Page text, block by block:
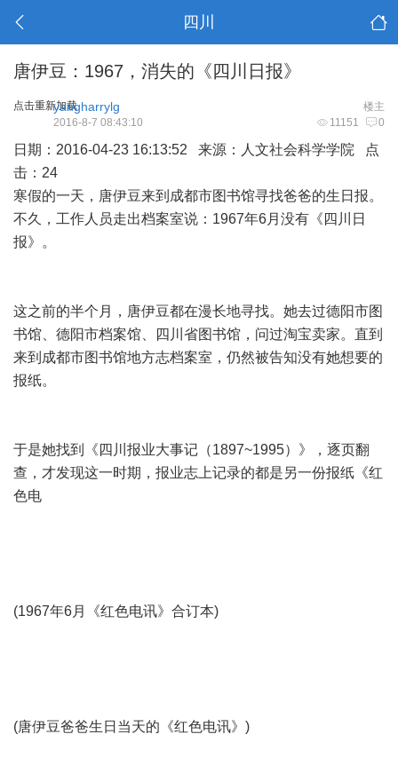
四川
唐伊豆：1967，消失的《四川日报》
点击重新加载 楼主
yangharrylg
11151 0
2016-8-7 08:43:10
日期：2016-04-23 16:13:52 来源：人文社会科学学院 点
击：24
寒假的一天，唐伊豆来到成都市图书馆寻找爸爸的生日报。
不久，工作人员走出档案室说：1967年6月没有《四川日
报》。
这之前的半个月，唐伊豆都在漫长地寻找。她去过德阳市图
书馆、德阳市档案馆、四川省图书馆，问过淘宝卖家。直到
来到成都市图书馆地方志档案室，仍然被告知没有她想要的
报纸。
于是她找到《四川报业大事记（1897~1995）》，逐页翻
查，才发现这一时期，报业志上记录的都是另一份报纸《红
色电
(1967年6月《红色电讯》合订本)
(唐伊豆爸爸生日当天的《红色电讯》)